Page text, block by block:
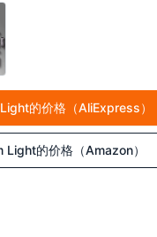
的价格（AliExpress）
的价格（Amazon）